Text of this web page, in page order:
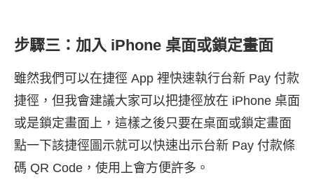
步驟三：加入 iPhone 桌面或鎖定畫面
雖然我們可以在捷徑 App 裡快速執行台新 Pay 付款
捷徑，但我會建議大家可以把捷徑放在 iPhone 桌面
或是鎖定畫面上，這樣之後只要在桌面或鎖定畫面
點一下該捷徑圖示就可以快速出示台新 Pay 付款條
碼 QR Code，使用上會方便許多。